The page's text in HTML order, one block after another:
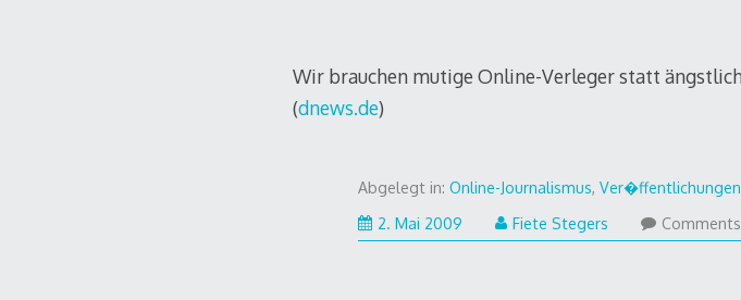
Wir brauchen mutige Online-Verleger statt
(dnews.de)
Abgelegt in:Online-Journalismus,Ver�ffentlichungen
2. Mai 2009
Fiete Stegers